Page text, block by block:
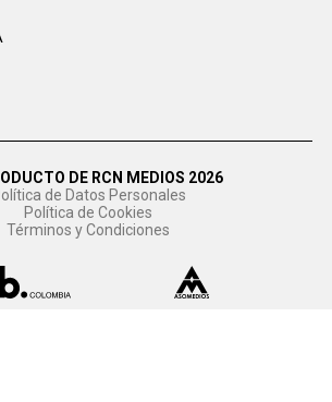
DE RCN MEDIOS 2026
de Datos Personales
Política de Cookies
Términos y Condiciones